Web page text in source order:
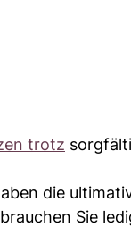
trotz
die
Sie